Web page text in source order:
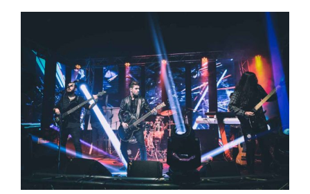
Les précurseurs du rock à La Réunion